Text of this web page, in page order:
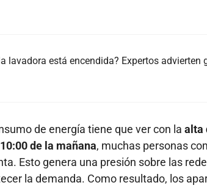
lavadora está encendida? Expertos advierten
de energía tiene que ver con la alta
de la mañana, muchas personas
Esto genera una presión sobre las
la demanda. Como resultado, los